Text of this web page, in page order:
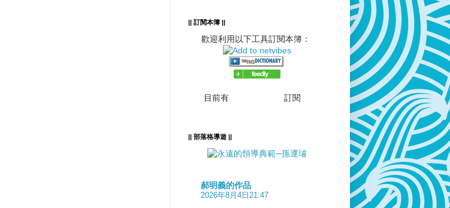
|| 訂閱本簿 ||
歡迎利用以下工具訂閱本簿：
目前有 訂閱
|| 部落格導遊 ||
郝明義的作品
2026年8月4日21:47